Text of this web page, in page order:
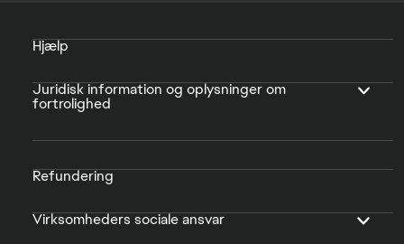
Hjælp
Juridisk information og oplysninger om
fortrolighed
Refundering
Virksomheders sociale ansvar